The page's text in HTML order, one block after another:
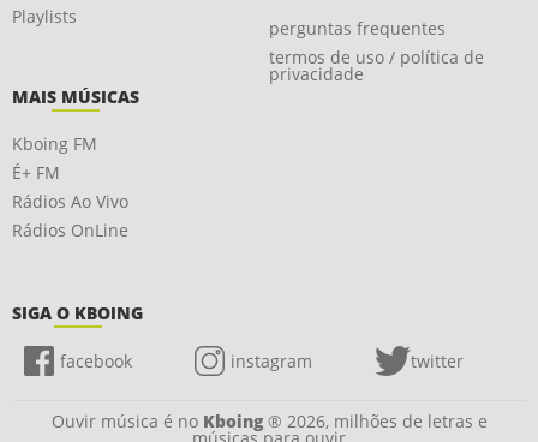
Playlists
perguntas frequentes
termos de uso / política de
privacidade
MAIS MÚSICAS
Kboing FM
É+ FM
Rádios Ao Vivo
Rádios OnLine
SIGA O KBOING
facebook instagram twitter
Ouvir música é no Kboing® 2026, milhões de letras e
músicas para ouvir